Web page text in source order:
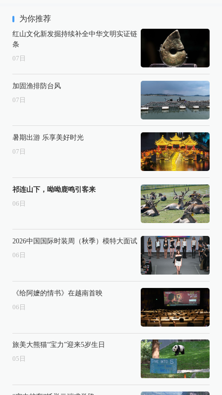
为你推荐
红山文化新发掘持续补全中华文明实证链
条
07 日
加固渔排防台风
07 日
暑期出游 乐享美好时光
07 日
祁连山下，呦呦鹿鸣引客来
06 日
2026中国国际时装周（秋季）模特大面试
06 日
《给阿嬷的情书》在越南首映
06 日
旅美大熊猫“宝力”迎来5岁生日
05 日